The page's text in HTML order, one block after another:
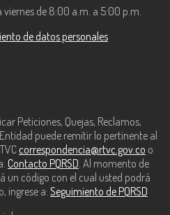
viernes de 8:00 a.m. a 5:00 p.m.
de datos personales
Peticiones, Quejas, Reclamos,
puede remitir lo pertinente al
correspondencia@rtvc.gov.co o
Contacto PQRSD. Al momento de
un código con el cual usted podrá
ingrese a: Seguimiento de PQRSD